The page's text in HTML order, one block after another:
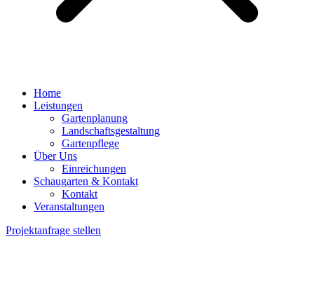
Home
Leistungen
Gartenplanung
Landschaftsgestaltung
Gartenpflege
Über Uns
Einreichungen
Schaugarten & Kontakt
Kontakt
Veranstaltungen
Projektanfrage stellen